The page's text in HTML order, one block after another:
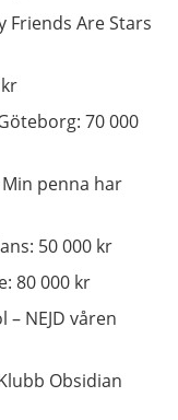
Friends Are Stars
70 000
Min penna har
50 000 kr
80 000 kr
NEJD våren
Obsidian